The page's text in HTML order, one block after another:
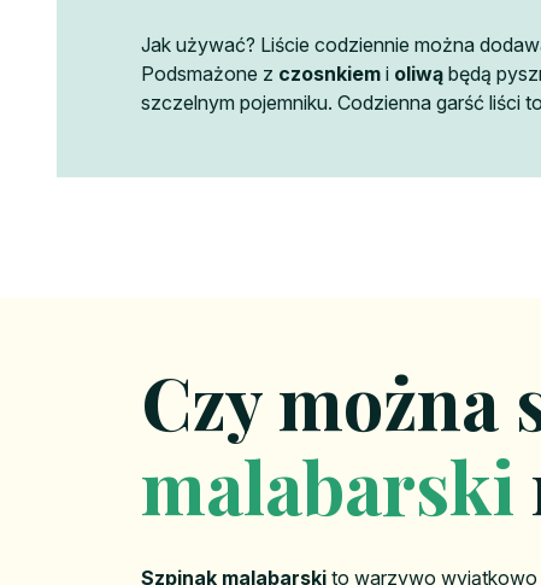
Jak używać? Liście codziennie można
Podsmażone z czosnkiem i oliwą będą
szczelnym pojemniku. Codzienna garść liści
Czy można
malabarski
Szpinak malabarski to warzywo wyjątkowo